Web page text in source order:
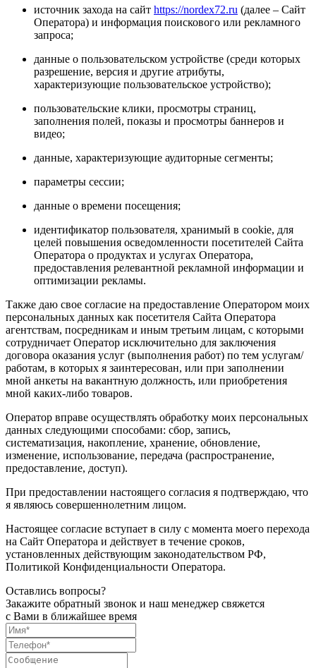
источник захода на сайт https://nordex72.ru (далее – Сайт
Оператора) и информация поискового или рекламного
запроса;
данные о пользовательском устройстве (среди которых
разрешение, версия и другие атрибуты,
характеризующие пользовательское устройство);
пользовательские клики, просмотры страниц,
заполнения полей, показы и просмотры баннеров и
видео;
данные, характеризующие аудиторные сегменты;
параметры сессии;
данные о времени посещения;
идентификатор пользователя, хранимый в cookie, для
целей повышения осведомленности посетителей Сайта
Оператора о продуктах и услугах Оператора,
предоставления релевантной рекламной информации и
оптимизации рекламы.
Также даю свое согласие на предоставление Оператором моих
персональных данных как посетителя Сайта Оператора
агентствам, посредникам и иным третьим лицам, с которыми
сотрудничает Оператор исключительно для заключения
договора оказания услуг (выполнения работ) по тем услугам/
работам, в которых я заинтересован, или при заполнении
мной анкеты на вакантную должность, или приобретения
мной каких-либо товаров.
Оператор вправе осуществлять обработку моих персональных
данных следующими способами: сбор, запись,
систематизация, накопление, хранение, обновление,
изменение, использование, передача (распространение,
предоставление, доступ).
При предоставлении настоящего согласия я подтверждаю, что
я являюсь совершеннолетним лицом.
Настоящее согласие вступает в силу с момента моего перехода
на Сайт Оператора и действует в течение сроков,
установленных действующим законодательством РФ,
Политикой Конфиденциальности Оператора.
Оставлись вопросы?
Закажите обратный звонок и наш менеджер свяжется
с Вами в ближайшее время